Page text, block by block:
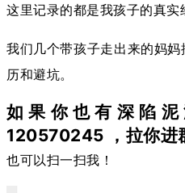
这里记录的都是我孩子的真实
我们几个带孩子走出来的妈
历和避坑。
如果你也有深陷
120570245 ，拉你进
也可以扫一扫我！